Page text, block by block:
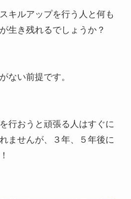
キルアップを行う人と何も
生き残れるでしょうか？
ない前提です。
行おうと頑張る人はすぐに
ませんが、３年、５年後に